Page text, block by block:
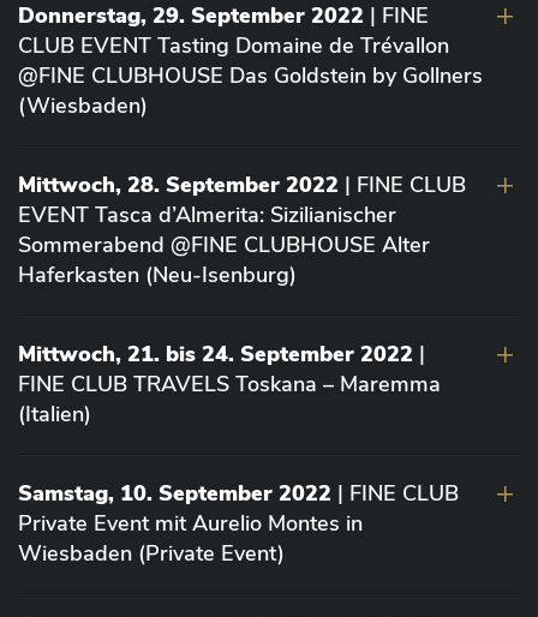
Donnerstag, 29. September 2022 | FINE
CLUB EVENT Tasting Domaine de Trévallon
@FINE CLUBHOUSE Das Goldstein by Gollners
(Wiesbaden)
Mittwoch, 28. September 2022 | FINE CLUB
EVENT Tasca d’Almerita: Sizilianischer
Sommerabend @FINE CLUBHOUSE Alter
Haferkasten (Neu-Isenburg)
Mittwoch, 21. bis 24. September 2022 |
FINE CLUB TRAVELS Toskana – Maremma
(Italien)
Samstag, 10. September 2022 | FINE CLUB
Private Event mit Aurelio Montes in
Wiesbaden (Private Event)